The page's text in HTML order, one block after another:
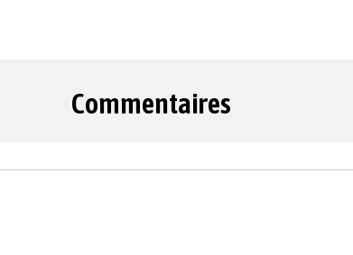
Commentaires